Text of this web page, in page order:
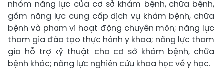
nhóm năng lực của cơ sở khám bệnh, chữa bệnh,
gồm năng lực cung cấp dịch vụ khám bệnh, chữa
bệnh và phạm vi hoạt động chuyên môn; năng lực
tham gia đào tạo thực hành y khoa; năng lực tham
gia hỗ trợ kỹ thuật cho cơ sở khám bệnh, chữa
bệnh khác; năng lực nghiên cứu khoa học về y học.